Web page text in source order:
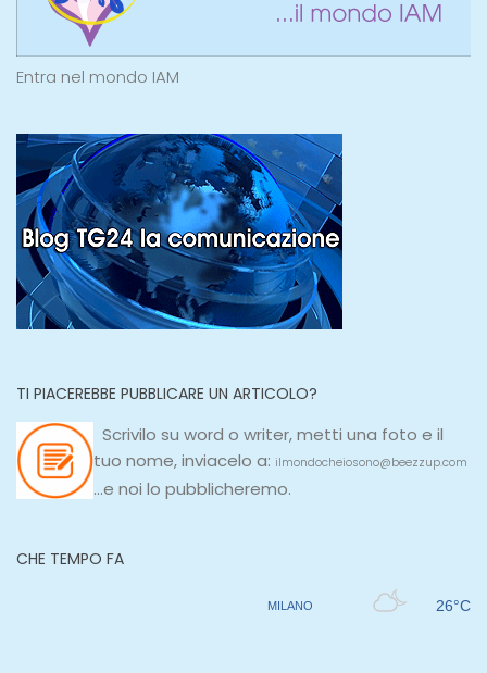
Entra nel mondo IAM
TI PIACEREBBE PUBBLICARE UN ARTICOLO?
Scrivilo su word o writer, metti una foto e il
tuo nome, inviacelo a: ilmondocheiosono@beezzup.com
...e noi lo pubblicheremo.
CHE TEMPO FA